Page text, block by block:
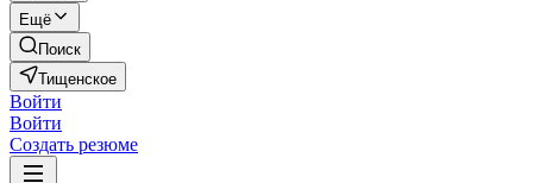
Ещё
Поиск
Тищенское
Войти
Войти
Создать резюме